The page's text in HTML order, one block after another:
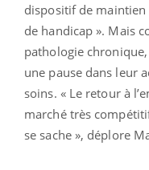
dispositif de
de handicap ». Mais
pathologie
une pause dans leur
soins. « Le retour à
marché très
se sache », déplore